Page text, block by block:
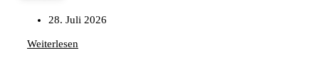
28. Juli 2026
Weiterlesen